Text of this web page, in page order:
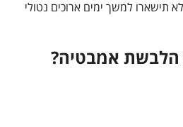
תישארו למשך ימים ארוכים נטולי
הלבשת אמבטיה?